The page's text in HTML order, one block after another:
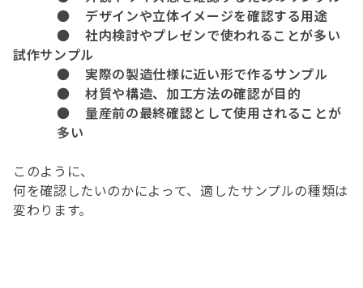
●
デザインや立体イメージを確認する用途
●
社内検討やプレゼンで使われることが多い
試作サンプル
●
実際の製造仕様に近い形で作るサンプル
●
材質や構造、加工方法の確認が目的
●
量産前の最終確認として使用されることが
多い
このように、
何を確認したいのかによって、適したサンプルの種類は
変わります。